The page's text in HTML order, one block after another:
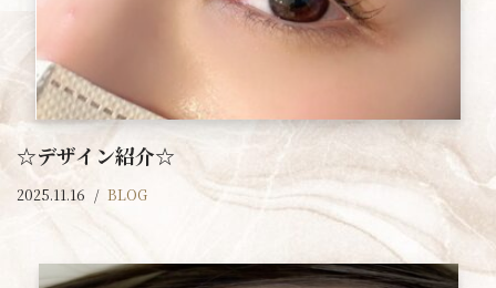
☆デザイン紹介☆
2025.11.16 BLOG